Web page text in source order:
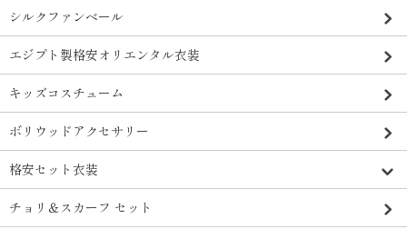
シルクファンベール
エジプト製格安オリエンタル衣装
キッズコスチューム
ボリウッドアクセサリー
格安セット衣装
チョリ＆スカーフ セット